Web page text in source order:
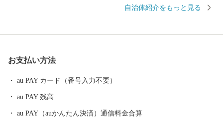
しており、真清水と海水が混ざる海域では、町の特産品である高
ど、町の魅力がつまったお礼の品をご用意しています。 【ご寄附
します。 （送付者名の変更は承っておりません） ・寄附者住所と
お礼品送付先住所が異なる場合、送付先でお品を受け取る方に対
自治体紹介をもっと見る
お支払い方法
au PAY カード（番号入力不要）
au PAY 残高
au PAY（auかんたん決済）通信料金合算